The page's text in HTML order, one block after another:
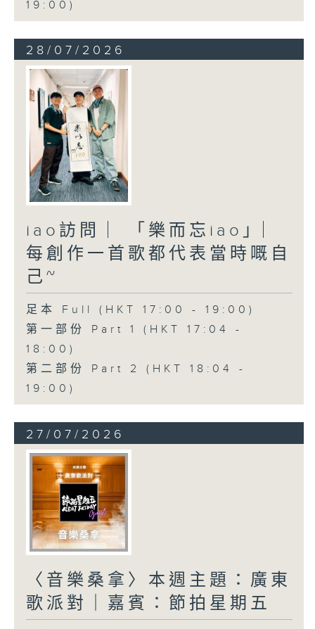
19:00)
28/07/2026
iao訪問 ︳「樂而忘iao」︳
每創作一首歌都代表當時嘅自
己~
足本 Full (HKT 17:00 - 19:00)
第一部份 Part 1 (HKT 17:04 -
18:00)
第二部份 Part 2 (HKT 18:04 -
19:00)
27/07/2026
〈音樂桑拿〉本週主題：廣東
歌派對｜嘉賓：節拍星期五